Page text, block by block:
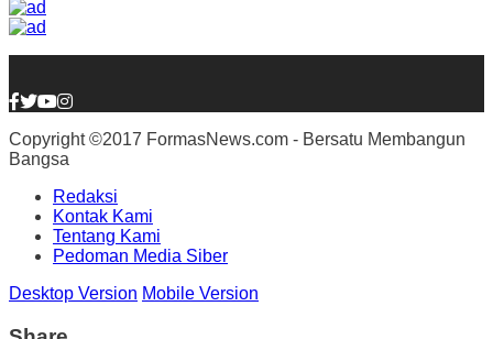
Copyright ©2017 FormasNews.com - Bersatu Membangun
Bangsa
Redaksi
Kontak Kami
Tentang Kami
Pedoman Media Siber
Desktop Version Mobile Version